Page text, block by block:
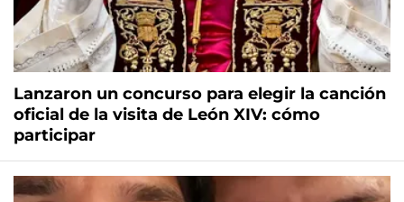
Lanzaron un concurso para elegir la canción
oficial de la visita de León XIV: cómo
participar